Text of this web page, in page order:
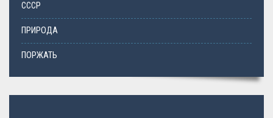
СССР
ПРИРОДА
ПОРЖАТЬ